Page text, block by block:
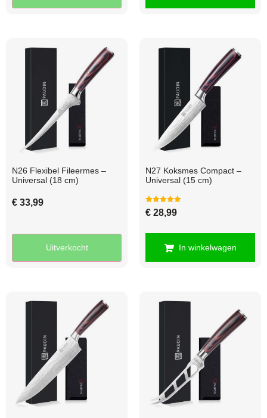
N26 Flexibel Fileermes –
Universal (18 cm)
€ 33,99
Uitverkocht
N27 Koksmes Compact –
Universal (15 cm)
Gewaardeerd
5.00
€ 28,99
In winkelwagen